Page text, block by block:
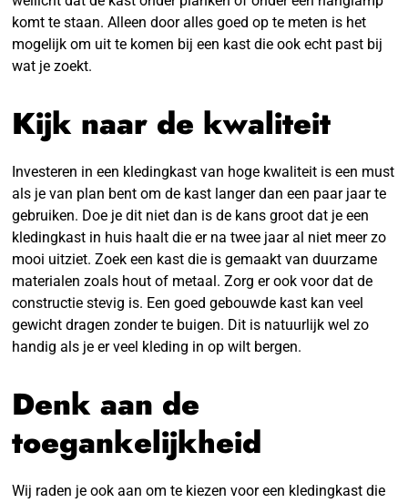
komt te staan. Alleen door alles goed op te meten is het
mogelijk om uit te komen bij een kast die ook echt past bij
wat je zoekt.
Kijk naar de kwaliteit
Investeren in een kledingkast van hoge kwaliteit is een must
als je van plan bent om de kast langer dan een paar jaar te
gebruiken. Doe je dit niet dan is de kans groot dat je een
kledingkast in huis haalt die er na twee jaar al niet meer zo
mooi uitziet. Zoek een kast die is gemaakt van duurzame
materialen zoals hout of metaal. Zorg er ook voor dat de
constructie stevig is. Een goed gebouwde kast kan veel
gewicht dragen zonder te buigen. Dit is natuurlijk wel zo
handig als je er veel kleding in op wilt bergen.
Denk aan de
toegankelijkheid
Wij raden je ook aan om te kiezen voor een kledingkast die